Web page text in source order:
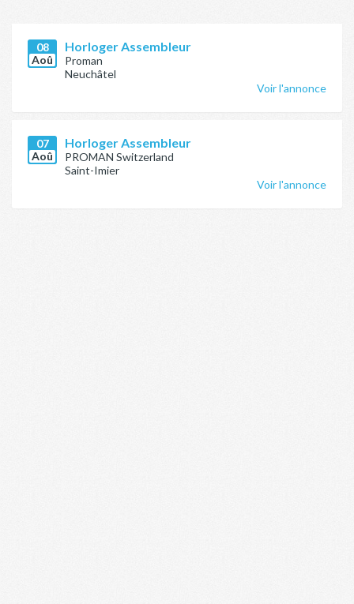
08
Aoû
Horloger Assembleur
Proman
Neuchâtel
Voir l'annonce
07
Aoû
Horloger Assembleur
PROMAN Switzerland
Saint-Imier
Voir l'annonce